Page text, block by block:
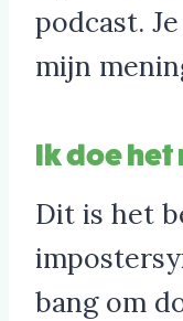
podcast.
mijn
Ik doe het
Dit is het
bang om